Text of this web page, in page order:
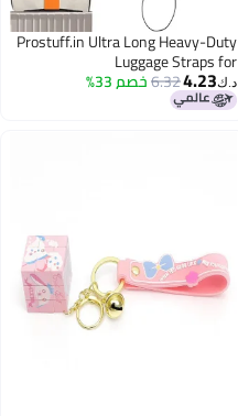
Prostuff.in Ultra Long Heavy-Duty
Luggage Straps for
Suitcases,Uprights,Duffels,Bags,
Adjustable Travel Packing Belts for
د.ك‏4.23
6.32خصم 33%